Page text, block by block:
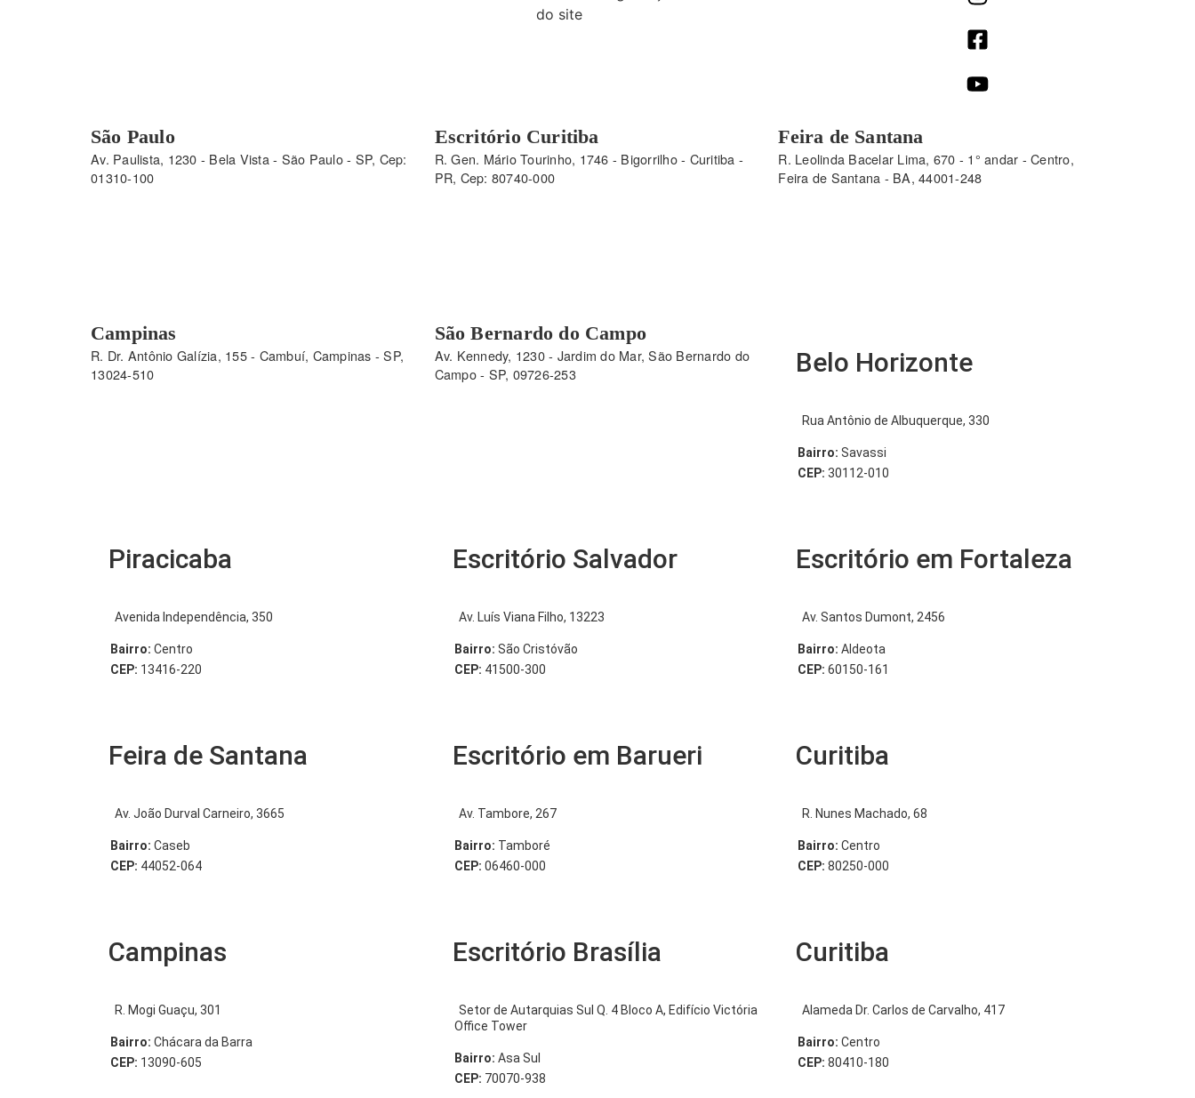
São Paulo
Av. Paulista, 1230 - Bela Vista - São Paulo - SP, Cep:
01310-100
Escritório Curitiba
R. Gen. Mário Tourinho, 1746 - Bigorrilho - Curitiba -
PR, Cep: 80740-000
Feira de Santana
R. Leolinda Bacelar Lima, 670 - 1° andar - Centro,
Feira de Santana - BA, 44001-248
Campinas
R. Dr. Antônio Galízia, 155 - Cambuí, Campinas - SP,
13024-510
São Bernardo do Campo
Av. Kennedy, 1230 - Jardim do Mar, São Bernardo do
Campo - SP, 09726-253
Belo Horizonte
Rua Antônio de Albuquerque, 330
Bairro: Savassi
CEP: 30112-010
Piracicaba
Avenida Independência, 350
Bairro: Centro
CEP: 13416-220
Escritório Salvador
Av. Luís Viana Filho, 13223
Bairro: São Cristóvão
CEP: 41500-300
Escritório em Fortaleza
Av. Santos Dumont, 2456
Bairro: Aldeota
CEP: 60150-161
Feira de Santana
Av. João Durval Carneiro, 3665
Bairro: Caseb
CEP: 44052-064
Escritório em Barueri
Av. Tambore, 267
Bairro: Tamboré
CEP: 06460-000
Curitiba
R. Nunes Machado, 68
Bairro: Centro
CEP: 80250-000
Campinas
R. Mogi Guaçu, 301
Bairro: Chácara da Barra
CEP: 13090-605
Escritório Brasília
Setor de Autarquias Sul Q. 4 Bloco A, Edifício Victória
Office Tower
Bairro: Asa Sul
CEP: 70070-938
Curitiba
Alameda Dr. Carlos de Carvalho, 417
Bairro: Centro
CEP: 80410-180